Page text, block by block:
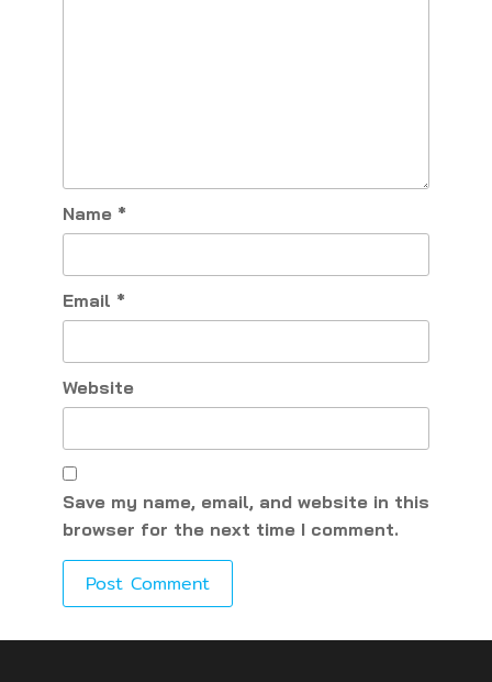
Name *
Email *
Website
Save my name, email, and website in this
browser for the next time I comment.